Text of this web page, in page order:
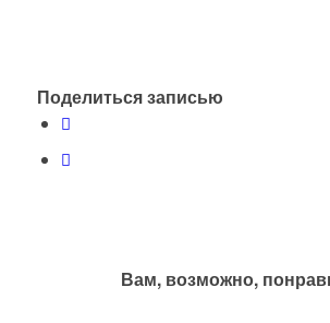
Поделиться записью
Вам, возможно,